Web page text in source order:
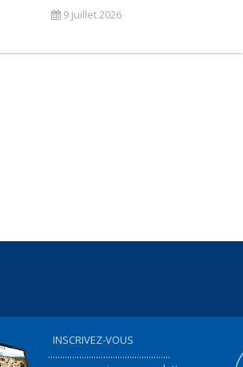
9 juillet 2026
INSCRIVEZ-VOUS
...................................................